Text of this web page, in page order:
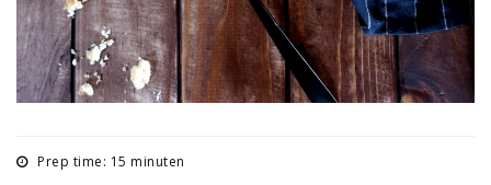
Prep time: 15 minuten